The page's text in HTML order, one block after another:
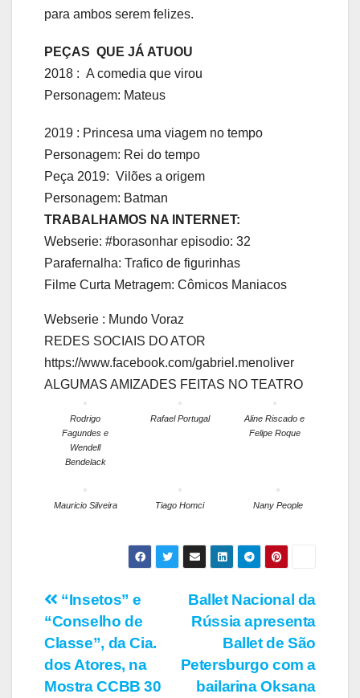
para ambos serem felizes.
PEÇAS QUE JÁ ATUOU
2018 : A comedia que virou
Personagem: Mateus
2019 : Princesa uma viagem no tempo
Personagem: Rei do tempo
Peça 2019: Vilões a origem
Personagem: Batman
TRABALHAMOS NA INTERNET:
Webserie: #borasonhar episodio: 32
Parafernalha: Trafico de figurinhas
Filme Curta Metragem: Cômicos Maniacos
Webserie : Mundo Voraz
REDES SOCIAIS DO ATOR
https://www.facebook.com/gabriel.menoliver
ALGUMAS AMIZADES FEITAS NO TEATRO
Rodrigo
Fagundes e
Wendell
Bendelack
Rafael Portugal
Aline Riscado e
Felipe Roque
Mauricio Silveira Tiago Homci Nany People
Navegação
de
Post
Ballet Nacional da
Rússia apresenta
Ballet de São
Petersburgo com a
bailarina Oksana
“Insetos” e
“Conselho de
Classe”, da Cia.
dos Atores, na
Mostra CCBB 30